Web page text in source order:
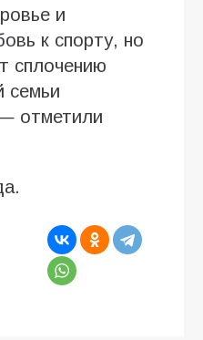
и
к спорту, но
сплочению
семьи
отметили